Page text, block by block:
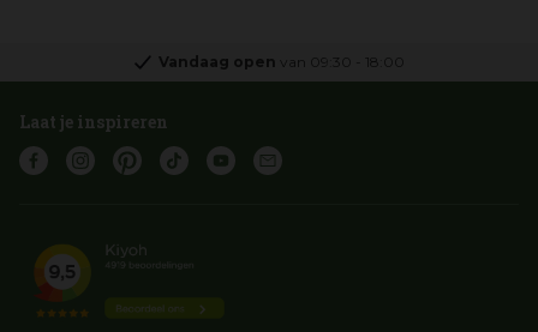
Vandaag open van 09:30 18:00
Laat je inspireren